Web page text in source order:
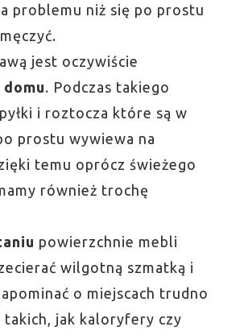
problemu niż się po prostu
jest oczywiście
. Podczas takiego
i roztocza które są w
prostu wywiewa na
temu oprócz świeżego
również trochę
powierzchnie mebli
wilgotną szmatką i
o miejscach trudno
takich, jak kaloryfery czy